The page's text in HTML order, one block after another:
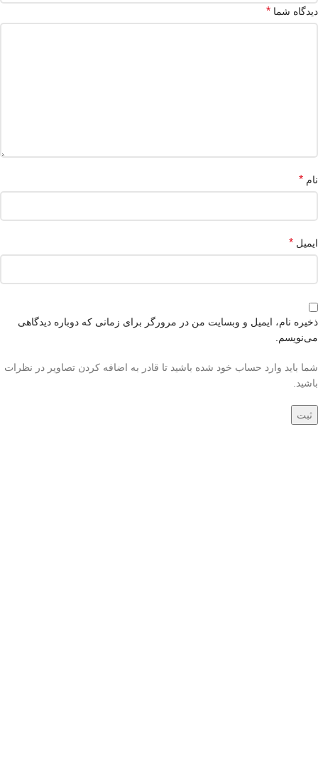
دیدگاه شما *
نام *
ایمیل *
ذخیره نام، ایمیل و وبسایت من در مرورگر برای زمانی که دوباره دیدگاهی
می‌نویسم.
شما باید وارد حساب خود شده باشید تا قادر به اضافه کردن تصاویر در نظرات
باشید.